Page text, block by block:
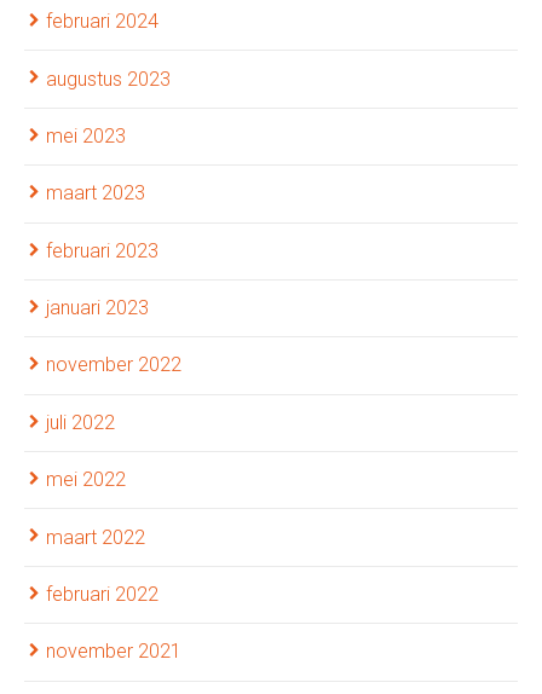
februari 2024
augustus 2023
mei 2023
maart 2023
februari 2023
januari 2023
november 2022
juli 2022
mei 2022
maart 2022
februari 2022
november 2021